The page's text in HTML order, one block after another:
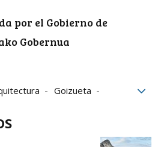
por el Gobierno de
Gobernua
Goizueta